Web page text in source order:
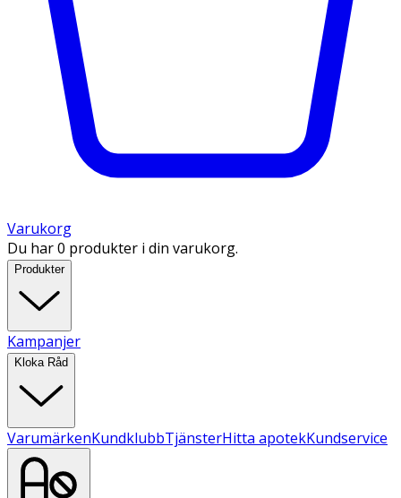
Varukorg
Du har 0 produkter i din varukorg.
Produkter
Kampanjer
Kloka Råd
VarumärkenKundklubbTjänsterHitta apotekKundservice